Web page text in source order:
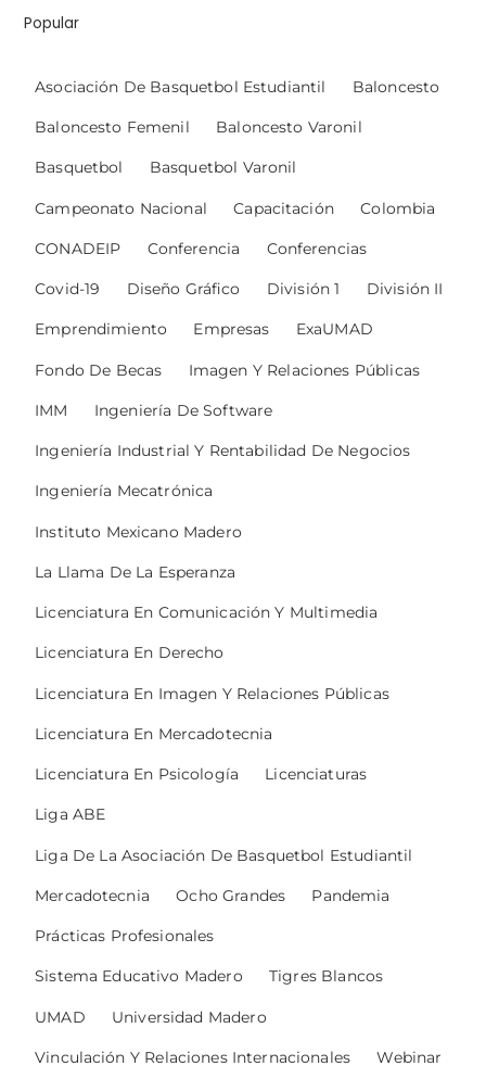
Popular
Asociación De Basquetbol Estudiantil Baloncesto
Baloncesto Femenil Baloncesto Varonil
Basquetbol Basquetbol Varonil
Campeonato Nacional Capacitación Colombia
CONADEIP Conferencia Conferencias
Covid-19 Diseño Gráfico División 1 División II
Emprendimiento Empresas ExaUMAD
Fondo De Becas Imagen Y Relaciones Públicas
IMM Ingeniería De Software
Ingeniería Industrial Y Rentabilidad De Negocios
Ingeniería Mecatrónica
Instituto Mexicano Madero
La Llama De La Esperanza
Licenciatura En Comunicación Y Multimedia
Licenciatura En Derecho
Licenciatura En Imagen Y Relaciones Públicas
Licenciatura En Mercadotecnia
Licenciatura En Psicología Licenciaturas
Liga ABE
Liga De La Asociación De Basquetbol Estudiantil
Mercadotecnia Ocho Grandes Pandemia
Prácticas Profesionales
Sistema Educativo Madero Tigres Blancos
UMAD Universidad Madero
Vinculación Y Relaciones Internacionales Webinar